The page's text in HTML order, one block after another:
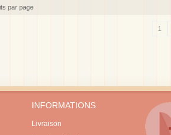
par page
1
INFORMATIONS
Livraison